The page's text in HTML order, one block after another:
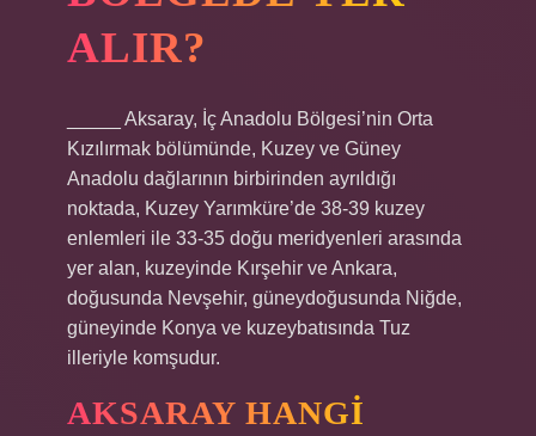
ALIR?
_____ Aksaray, İç Anadolu Bölgesi’nin Orta
Kızılırmak bölümünde, Kuzey ve Güney
Anadolu dağlarının birbirinden ayrıldığı
noktada, Kuzey Yarımküre’de 38-39 kuzey
enlemleri ile 33-35 doğu meridyenleri arasında
yer alan, kuzeyinde Kırşehir ve Ankara,
doğusunda Nevşehir, güneydoğusunda Niğde,
güneyinde Konya ve kuzeybatısında Tuz
illeriyle komşudur.
AKSARAY HANGI